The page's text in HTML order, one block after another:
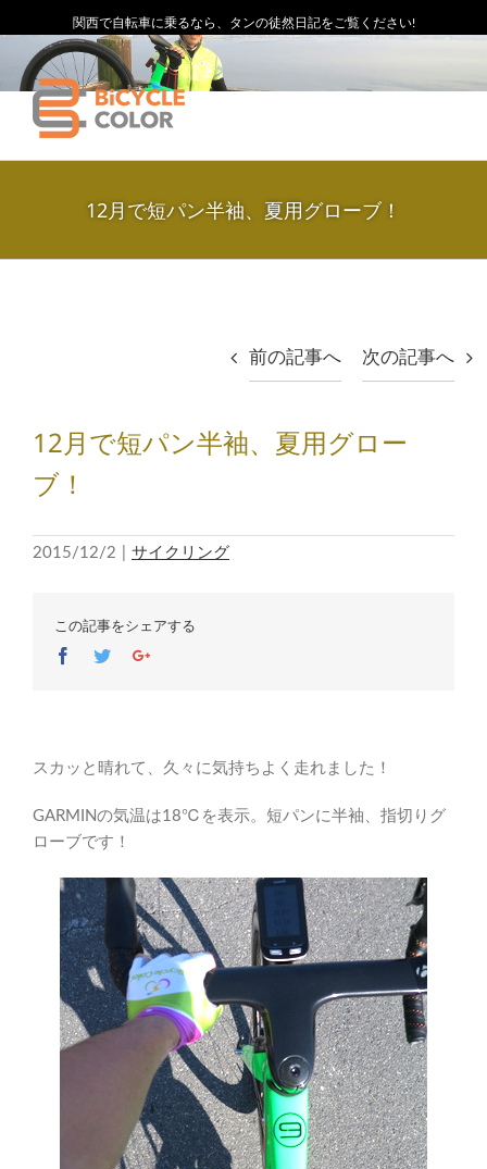
関西で自転車に乗るなら、タンの徒然日記をご覧ください!
12月で短パン半袖、夏用グローブ！
前の記事へ 次の記事へ
12月で短パン半袖、夏用グロー
ブ！
2015/12/2 サイクリング
この記事をシェアする
Facebook
TwitterGoogle+
スカッと晴れて、久々に気持ちよく走れました！
GARMINの気温は18℃を表示。短パンに半袖、指切りグ
ローブです！